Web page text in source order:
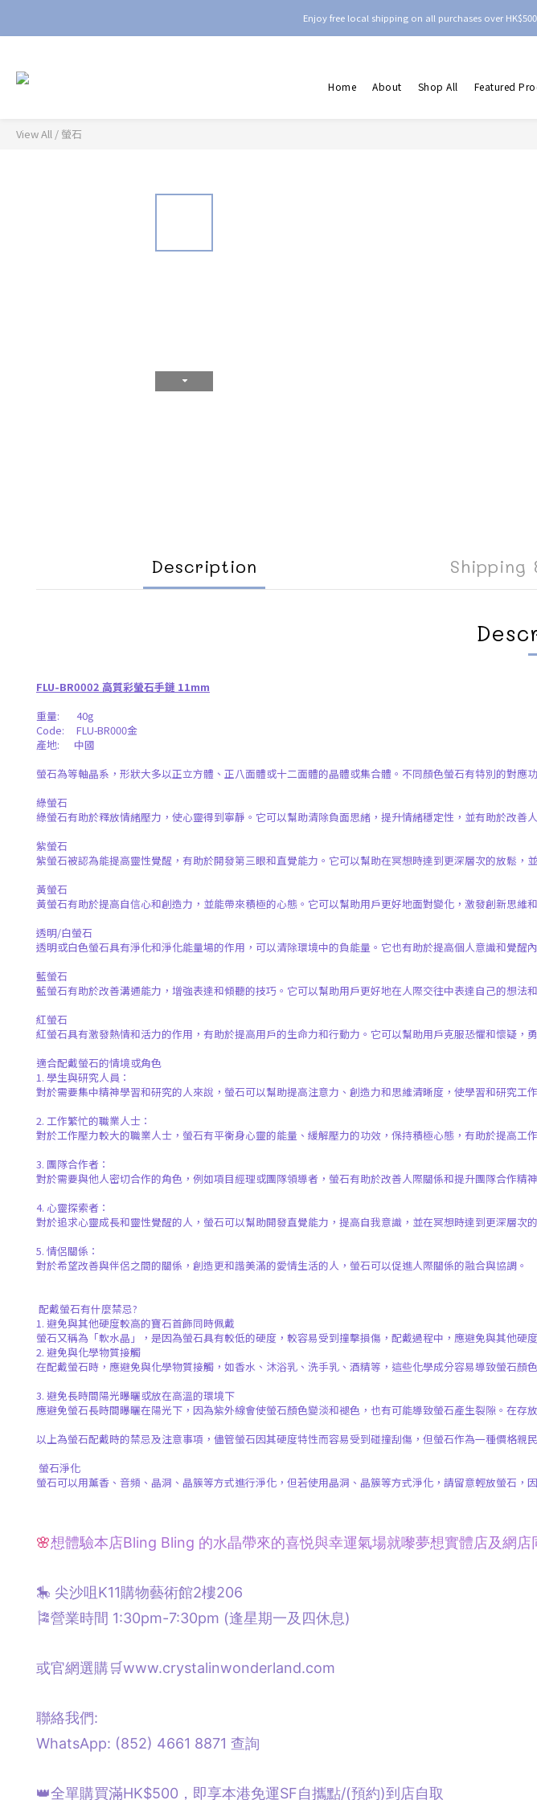
Enjoy free local shipping on all purchases over
Home About Shop All Featured
View All / 螢石
Description Shipping
FLU-BR0002 高質彩螢石手鏈 11mm
重量: 40g
Code: FLU-BR000金
產地: 中國
螢石為等軸晶系，形狀大多以正立方體、正八面體或十二面體的晶體或集合體。 不同顏色螢石有特別的對應
綠螢石
綠螢石有助於釋放情緒壓力，使心靈得到寧靜。它可以幫助清除負面思緒，提升情緒穩定性，並有助於改善
紫螢石
紫螢石被認為能提高靈性覺醒，有助於開發第三眼和直覺能力。它可以幫助在冥想時達到更深層次的放鬆，
黃螢石
黃螢石有助於提高自信心和創造力，並能帶來積極的心態。它可以幫助用戶更好地面對變化，激發創新思維
透明/白螢石
透明或白色螢石具有淨化和淨化能量場的作用，可以清除環境中的負能量。它也有助於提高個人意識和覺醒
藍螢石
藍螢石有助於改善溝通能力，增強表達和傾聽的技巧。它可以幫助用戶更好地在人際交往中表達自己的想法
紅螢石
紅螢石具有激發熱情和活力的作用，有助於提高用戶的生命力和行動力。它可以幫助用戶克服恐懼和懷疑，
適合配戴螢石的情境或角色
1. 學生與研究人員：
對於需要集中精神學習和研究的人來說，螢石可以幫助提高注意力、創造力和思維清晰度，使學習和研究工
2. 工作繁忙的職業人士：
對於工作壓力較大的職業人士，螢石有平衡身心靈的能量、緩解壓力的功效，保持積極心態，有助於提高工
3. 團隊合作者：
對於需要與他人密切合作的角色，例如項目經理或團隊領導者，螢石有助於改善人際關係和提升團隊合作精神
4. 心靈探索者：
對於追求心靈成長和靈性覺醒的人，螢石可以幫助開發直覺能力，提高自我意識，並在冥想時達到更深層次
5. 情侶關係：
對於希望改善與伴侶之間的關係，創造更和諧美滿的愛情生活的人，螢石可以促進人際關係的融合與協調。
配戴螢石有什麼禁忌?
1. 避免與其他硬度較高的寶石首飾同時佩戴
螢石又稱為「軟水晶」，是因為螢石具有較低的硬度，較容易受到撞擊損傷，配戴過程中，應避免與其他硬
2. 避免與化學物質接觸
在配戴螢石時，應避免與化學物質接觸，如香水、沐浴乳、洗手乳、酒精等，這些化學成分容易導致螢石顏
3. 避免長時間陽光曝曬或放在高溫的環境下
應避免螢石長時間曝曬在陽光下，因為紫外線會使螢石顏色變淡和褪色，也有可能導致螢石產生裂隙。在存
以上為螢石配戴時的禁忌及注意事項，儘管螢石因其硬度特性而容易受到碰撞刮傷，但螢石作為一種價格
螢石淨化
螢石可以用薰香、音頻、晶洞、晶簇等方式進行淨化，但若使用晶洞、晶簇等方式淨化，請留意輕放螢石
🌸想體驗本店Bling Bling 的水晶帶來的喜悦與幸運氣場就嚟夢想實體店及網店
🎠 尖沙咀K11購物藝術館2樓206
🎏營業時間 1:30pm-7:30pm (逢星期一及四休息)
或官網選購🛒www.crystalinwonderland.com
聯絡我們:
WhatsApp: (852) 4661 8871 查詢
👑全單購買滿HK$500，即享本港免運SF自攜點/(預約)到店自取